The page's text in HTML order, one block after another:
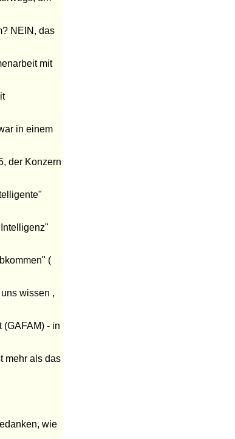
NEIN, das
mit
in einem
der Konzern
(
wissen ,
(GAFAM) - in
mehr als das
wie